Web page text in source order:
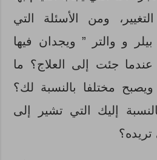
ومن الأسئلة التي
و والتر ” ويجدان فيها
عندما جئت إلى العلاج؟ ما
مختلفا بالنسبة لك؟
إليك التي تشير إلى
تريده؟